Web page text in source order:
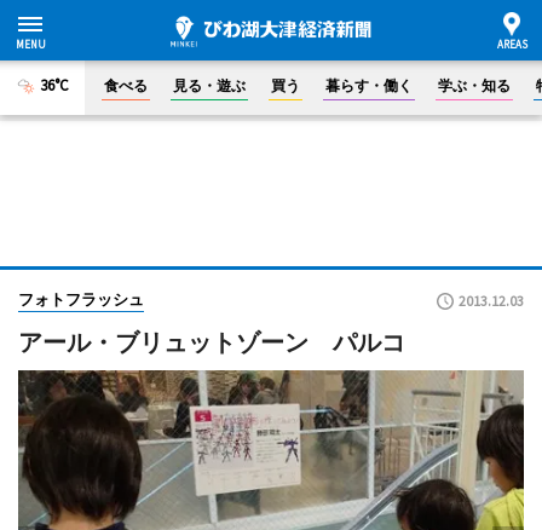
36°C 食べる 見る・遊ぶ 買う 暮らす・働く 学ぶ・知る
フォトフラッシュ 2013.12.03
アール・ブリュットゾーン パルコ